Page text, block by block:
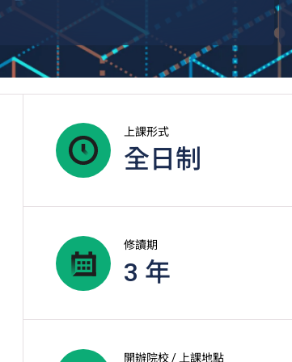
上課形式
全日制
修讀期
3 年
開辦院校 / 上課地點